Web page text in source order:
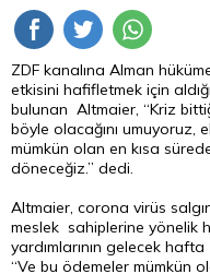
ZDF kanalına Alman
etkisini hafifletmek için
bulunan Altmaier, “Kriz
böyle olacağını umuyoruz,
mümkün olan en kısa
döneceğiz.” dedi.
Altmaier, corona virüs
meslek sahiplerine yönelik
yardımlarının gelecek
“Ve bu ödemeler mümkün